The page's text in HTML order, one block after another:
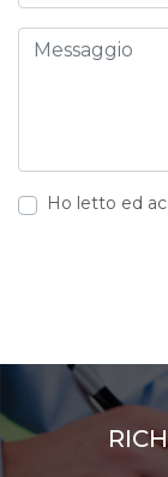
Messaggio
Ho letto ed